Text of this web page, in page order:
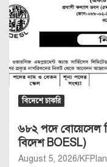
বিদেশে চাকরি
৬৮২ পদে বোয়েসেল
বিদেশ BOESL)
August 5, 2026